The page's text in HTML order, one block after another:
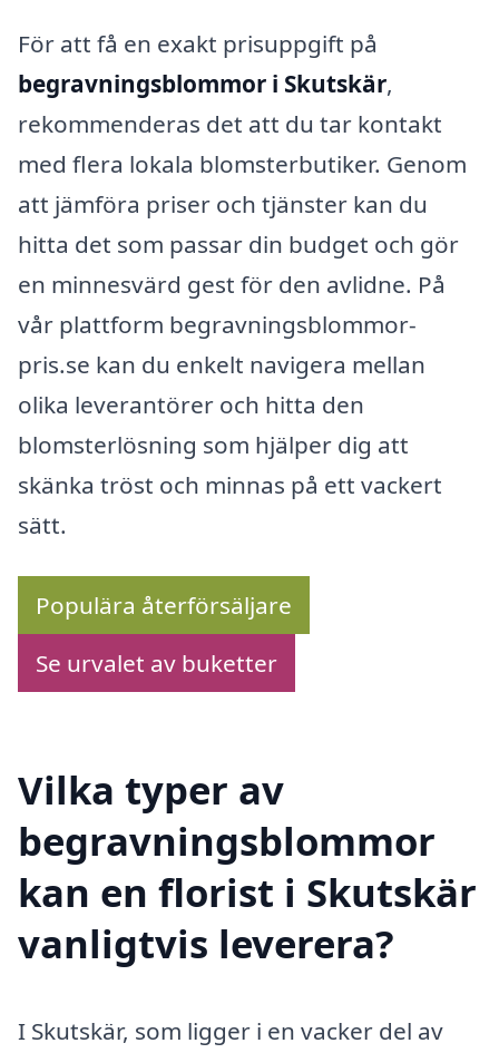
För att få en exakt prisuppgift på
begravningsblommor i Skutskär,
rekommenderas det att du tar kontakt
med flera lokala blomsterbutiker. Genom
att jämföra priser och tjänster kan du
hitta det som passar din budget och gör
en minnesvärd gest för den avlidne. På
vår plattform begravningsblommor-
pris.se kan du enkelt navigera mellan
olika leverantörer och hitta den
blomsterlösning som hjälper dig att
skänka tröst och minnas på ett vackert
sätt.
Populära återförsäljare
Se urvalet av buketter
Vilka typer av
begravningsblommor
kan en florist i Skutskär
vanligtvis leverera?
I Skutskär, som ligger i en vacker del av